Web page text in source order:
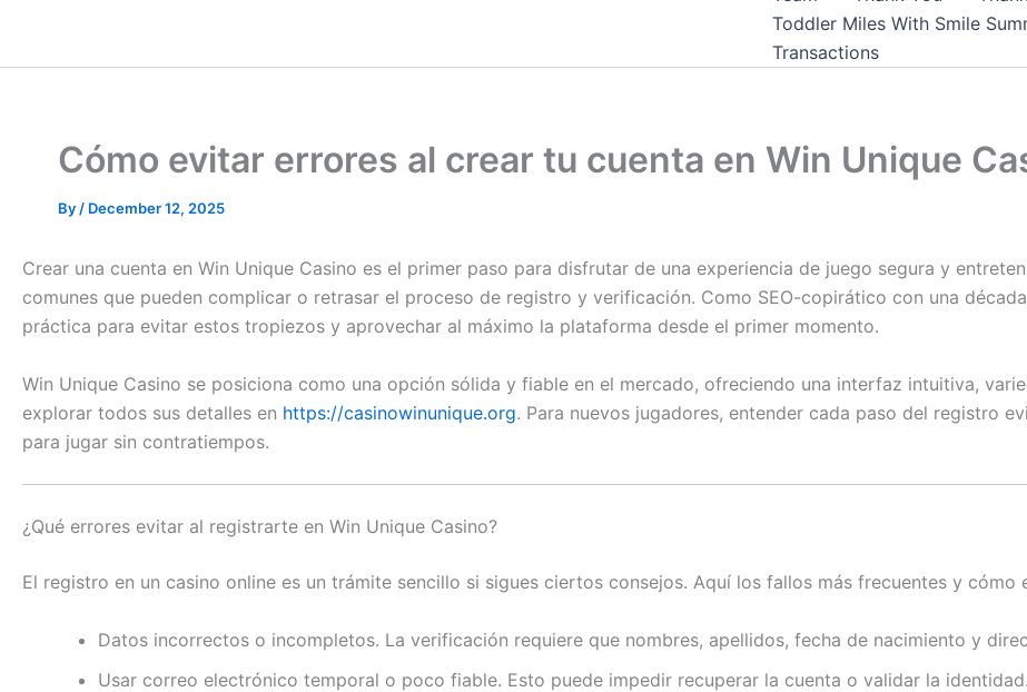
Toddler Miles With Smile
Transactions
Cómo evitar errores al crear tu cuenta en Win Unique
By / December 12, 2025
Crear una cuenta en Win Unique Casino es el primer paso para disfrutar de una experiencia de juego segura y
comunes que pueden complicar o retrasar el proceso de registro y verificación. Como SEO-copirático con una
práctica para evitar estos tropiezos y aprovechar al máximo la plataforma desde el primer momento.
Win Unique Casino se posiciona como una opción sólida y fiable en el mercado, ofreciendo una interfaz intuitiva,
explorar todos sus detalles en https://casinowinunique.org. Para nuevos jugadores, entender cada paso del registro
para jugar sin contratiempos.
¿Qué errores evitar al registrarte en Win Unique Casino?
El registro en un casino online es un trámite sencillo si sigues ciertos consejos. Aquí los fallos más frecuentes y cómo
Datos incorrectos o incompletos. La verificación requiere que nombres, apellidos, fecha de nacimiento y
Usar correo electrónico temporal o poco fiable. Esto puede impedir recuperar la cuenta o validar la identidad.